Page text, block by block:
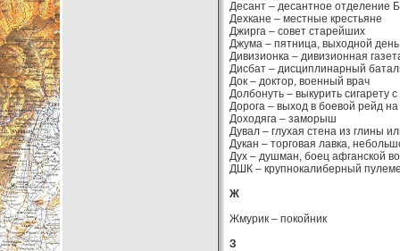
Десант – десантное отделение
Дехкане – местные крестьяне
Джирга – совет старейших
Джума – пятница, выходной день
Дивизионка – дивизионная
Дисбат – дисциплинарный
Док – доктор, военный врач
Долбонуть – выкурить сигарету
Дорога – выход в боевой рейд
Доходяга – заморыш
Дувал – глухая стена из глины
Дукан – торговая лавка,
Дух – душман, боец афганской
ДШК – крупнокалиберный
Ж
Жмурик – покойник
З